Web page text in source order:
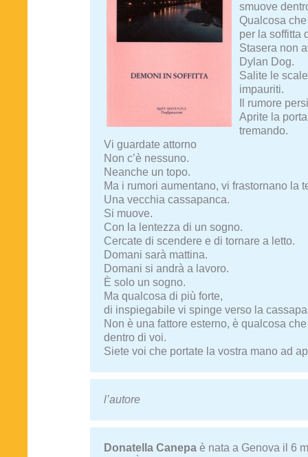
smuove
Qualcosa
per la soffitta
Stasera non
Dylan Dog.
Salite le
impauriti.
Il rumore
Aprite la porta
tremando.
Vi guardate attorno
Non c’è nessuno.
Neanche un topo.
Ma i rumori aumentano, vi frastornano la
Una vecchia cassapanca.
Si muove.
Con la lentezza di un sogno.
Cercate di scendere e di tornare a letto.
Domani sarà mattina.
Domani si andrà a lavoro.
È solo un sogno.
Ma qualcosa di più forte,
di inspiegabile vi spinge verso la
Non è una fattore esterno, è qualcosa
dentro di voi.
Siete voi che portate la vostra mano ad
l’autore
Donatella Canepa è nata a Genova il 6